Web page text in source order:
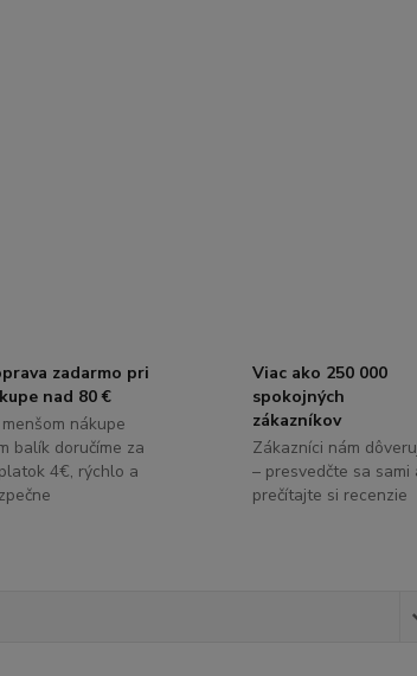
zadarmo pri
nad 80 €
menšom nákupe
balík doručíme za
4€, rýchlo a
Viac ako 250 000
spokojných
zákazníkov
Zákazníci nám
– presvedčte sa sami
prečítajte si recenzie